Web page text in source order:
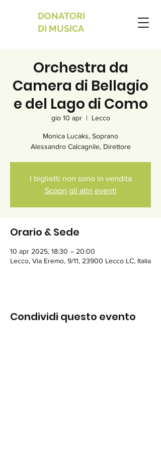
DONATORI
DI MUSICA
Orchestra da
Camera di Bellagio
e del Lago di Como
gio 10 apr
  |
Lecco
Monica Lucaks, Soprano
Alessandro Calcagnile, Direttore
I biglietti non sono in vendita
Scopri gli altri eventi
Orario & Sede
10 apr 2025, 18:30 – 20:00
Lecco, Via Eremo, 9/11, 23900 Lecco LC, Italia
Condividi questo evento